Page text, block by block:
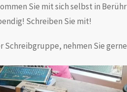
Sie mit sich selbst in
Schreiben Sie mit!
Schreibgruppe, nehmen Sie